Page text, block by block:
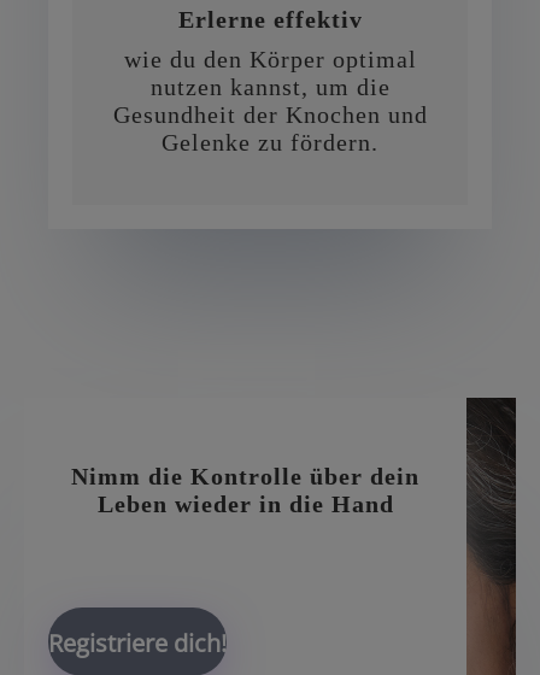
Erlerne effektiv
wie du den Körper optimal
nutzen kannst, um die
Gesundheit der Knochen und
Gelenke zu fördern.
Nimm die Kontrolle über dein
Leben wieder in die Hand
Registriere dich!